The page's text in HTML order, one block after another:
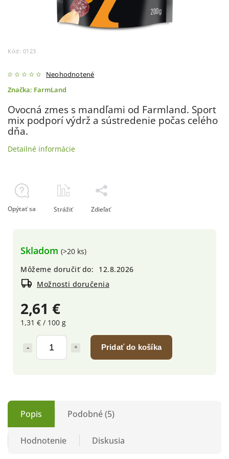
Kód: 0123
Neohodnotené
Značka: FarmLand
2,61 €
1,31 € / 100 g
Pridať do košíka
Skladom (>20 ks)
Môžeme doručiť do:
12.8.2026
Možnosti doručenia
Ovocná zmes s mandľami od Farmland. Sport
mix podporí výdrž a sústredenie počas celého
dňa.
Detailné informácie
Opýtať sa Strážiť Zdieľať
Popis Podobné (5)
Hodnotenie Diskusia